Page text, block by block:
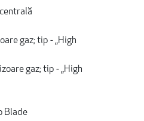
gaz; tip - „High
gaz; tip - „High
Blade